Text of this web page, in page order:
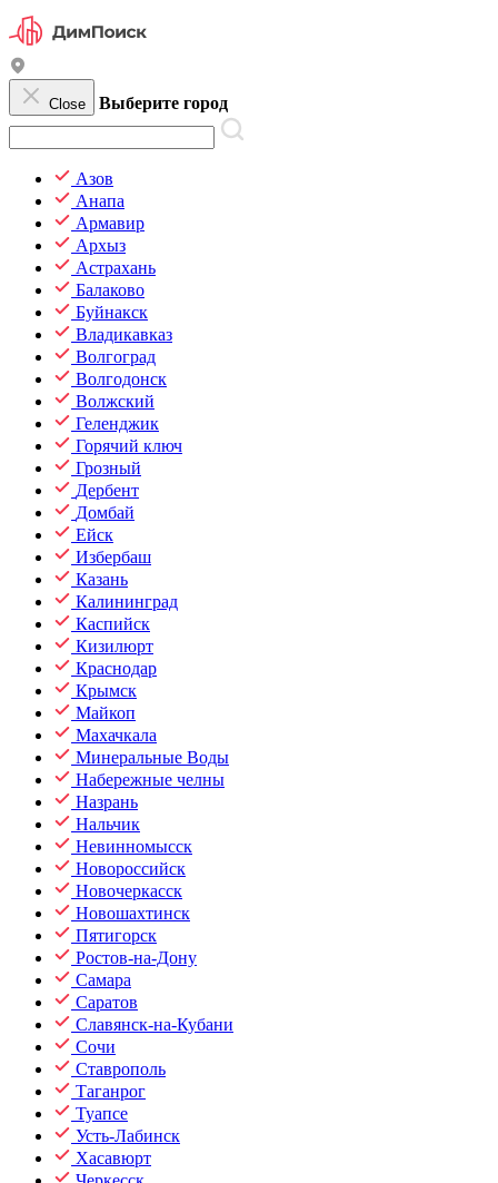
Close Выберите город
Азов
Анапа
Армавир
Архыз
Астрахань
Балаково
Буйнакск
Владикавказ
Волгоград
Волгодонск
Волжский
Геленджик
Горячий ключ
Грозный
Дербент
Домбай
Ейск
Избербаш
Казань
Калининград
Каспийск
Кизилюрт
Краснодар
Крымск
Майкоп
Махачкала
Минеральные Воды
Набережные челны
Назрань
Нальчик
Невинномысск
Новороссийск
Новочеркасск
Новошахтинск
Пятигорск
Ростов-на-Дону
Самара
Саратов
Славянск-на-Кубани
Сочи
Ставрополь
Таганрог
Туапсе
Усть-Лабинск
Хасавюрт